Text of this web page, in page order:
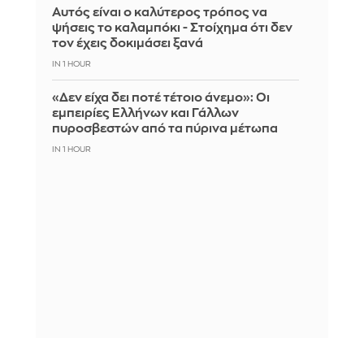
Αυτός είναι ο καλύτερος τρόπος να
ψήσεις το καλαμπόκι - Στοίχημα ότι δεν
τον έχεις δοκιμάσει ξανά
IN 1 HOUR
«Δεν είχα δει ποτέ τέτοιο άνεμο»: Οι
εμπειρίες Ελλήνων και Γάλλων
πυροσβεστών από τα πύρινα μέτωπα
IN 1 HOUR